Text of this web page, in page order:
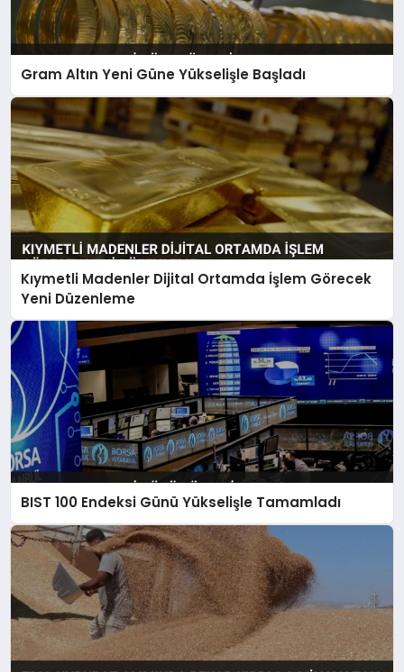
Gram Altın Yeni Güne Yükselişle Başladı
Kıymetli Madenler Dijital Ortamda İşlem Görecek
Yeni Düzenleme
BIST 100 Endeksi Günü Yükselişle Tamamladı